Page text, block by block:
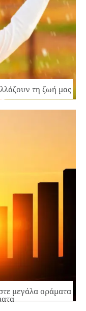
τη ζωή μας
μεγάλα οράματα